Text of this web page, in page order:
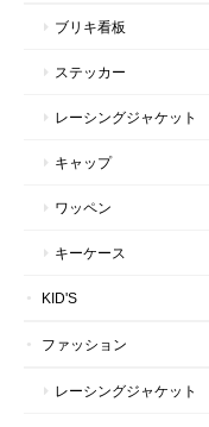
ブリキ看板
ステッカー
レーシングジャケット
キャップ
ワッペン
キーケース
KID'S
ファッション
レーシングジャケット